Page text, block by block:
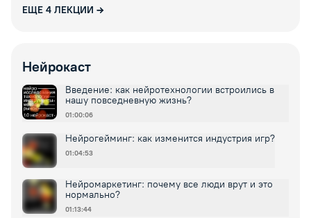
ЕЩЕ 4 ЛЕКЦИИ
Нейрокаст
Введение: как нейротехнологии встроились в
нашу повседневную жизнь?
01:00:06
Нейрогейминг: как изменится индустрия игр?
01:04:53
Нейромаркетинг: почему все люди врут и это
нормально?
01:13:44